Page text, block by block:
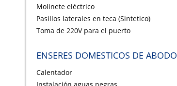
Molinete eléctrico
Pasillos laterales en teca (Sintetico)
Toma de 220V para el puerto
ENSERES DOMESTICOS DE ABODO
Calentador